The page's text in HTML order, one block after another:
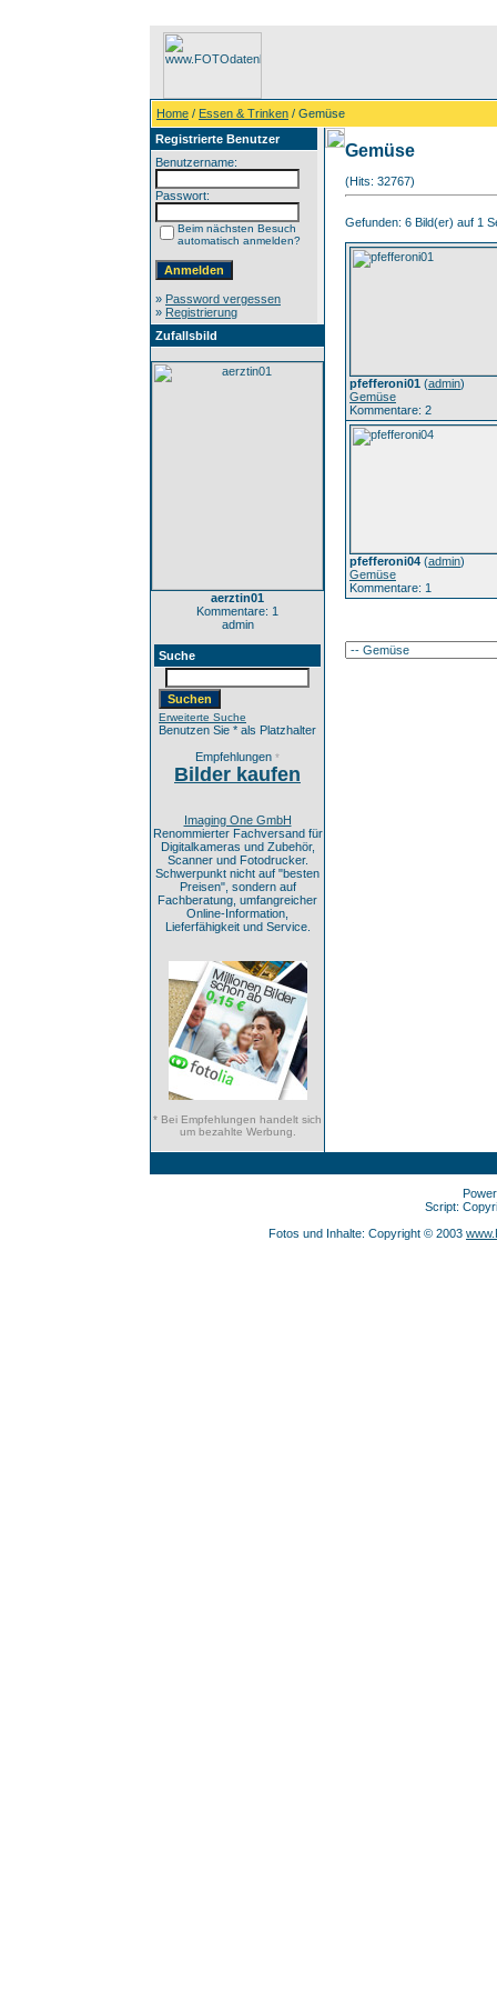
Home / Essen & Trinken / Gemüse
Registrierte Benutzer
Benutzername:
Passwort:
Beim nächsten Besuch
automatisch anmelden?
» Password vergessen
» Registrierung
Zufallsbild
aerztin01
Kommentare: 1
admin
Suche
Erweiterte Suche
Benutzen Sie * als Platzhalter
Empfehlungen *
Bilder kaufen
Imaging One GmbH
Renommierter Fachversand für
Digitalkameras und Zubehör,
Scanner und Fotodrucker.
Schwerpunkt nicht auf "besten
Preisen", sondern auf
Fachberatung, umfangreicher
Online-Information,
Lieferfähigkeit und Service.
* Bei Empfehlungen handelt sich
um bezahlte Werbung.
Gemüse
(Hits: 32767)
Gefunden: 6 Bild(er) auf 1
pfefferoni01 (admin)
Gemüse
Kommentare: 2
pfefferoni04 (admin)
Gemüse
Kommentare: 1
Script:
Fotos und Inhalte: Copyright © 2003